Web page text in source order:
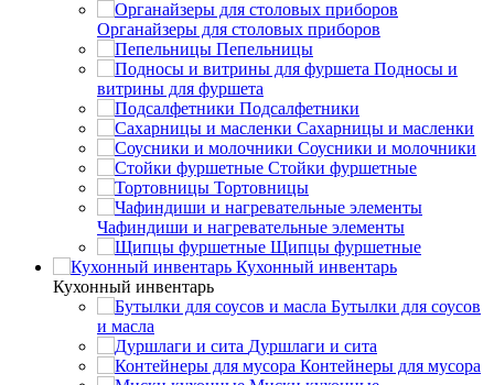
Органайзеры для столовых приборов
Пепельницы
Подносы и
витрины для фуршета
Подсалфетники
Сахарницы и масленки
Соусники и молочники
Стойки фуршетные
Тортовницы
Чафиндиши и нагревательные элементы
Щипцы фуршетные
Кухонный инвентарь
Кухонный инвентарь
Бутылки для соусов
и масла
Дуршлаги и сита
Контейнеры для мусора